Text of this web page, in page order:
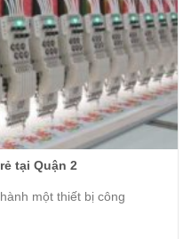
tại Quận 2
một thiết bị công